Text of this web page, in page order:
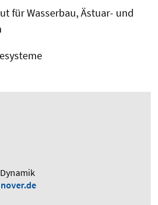
für Wasserbau, Ästuar- und